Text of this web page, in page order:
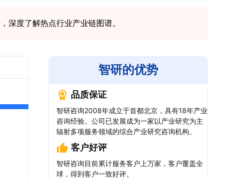
深度了解热点行业产业链图谱。
智研的优势
品质保证
智研咨询2008年成立于首都北京，具有18年产业
咨询经验。公司已发展成为一家以产业研究为主
辐射多项服务领域的综合产业研究咨询机构。
客户好评
智研咨询目前累计服务客户上万家，客户覆盖全
球，得到客户一致好评。